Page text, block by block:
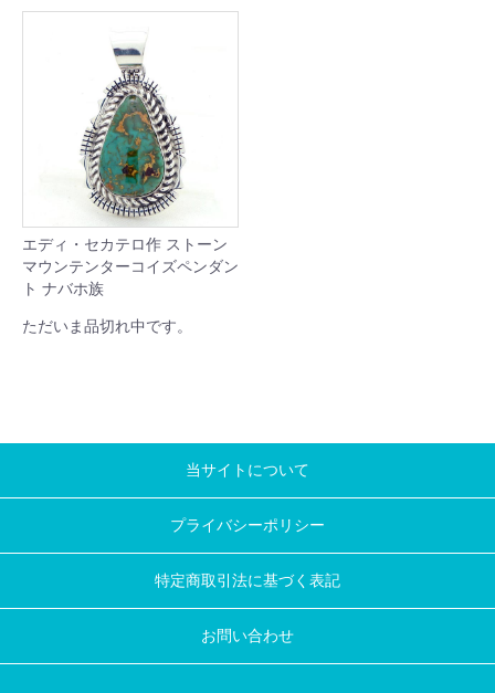
エディ・セカテロ作 ストーン
マウンテンターコイズペンダン
ト ナバホ族
ただいま品切れ中です。
当サイトについて
プライバシーポリシー
特定商取引法に基づく表記
お問い合わせ